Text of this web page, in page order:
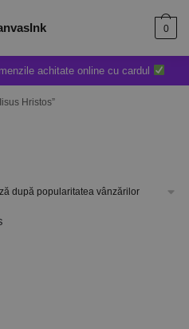
0
achitate online cu cardul
Hristos”